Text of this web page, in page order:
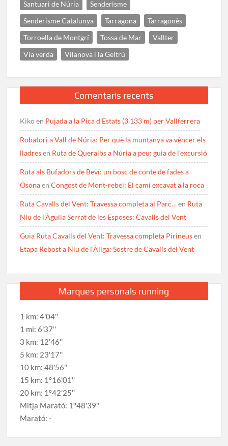
Santuari de Núria
Senderisme
Senderisme Catalunya
Tarragona
Tarragonès
Torroella de Montgrí
Tossa de Mar
Vallter
Via verda
Vilanova i la Geltrú
Comentaris recents
Kikoen Pujada a la Pica d’Estats (3.133 m) per Vallferrera
Robatori a Vall de Núria: Per què la muntanya va vèncer els
lladresen Ruta de Queralbs a Núria a peu: guia de l’excursió
Ruta als Bufadors de Beví: un bosc de conte de fades a
OsonaenCongost de Mont-rebei: El camí excavat a la roca
Ruta Cavalls del Vent: Travessa completa al Parc…en Ruta
Niu de l’Àguila Serrat de les Esposes: Cavalls del Vent
Guia Ruta Cavalls del Vent: Travessa completa Pirineusen
Etapa Rebost a Niu de l’Àliga: Sostre de Cavalls del Vent
Marques personals running
1 km: 4'04''
1 mi: 6'37''
3 km: 12'46''
5 km: 23'17''
10 km: 48'56''
15 km: 1º16'01''
20 km: 1º42'25''
Mitja Marató: 1º48'39''
Marató: -